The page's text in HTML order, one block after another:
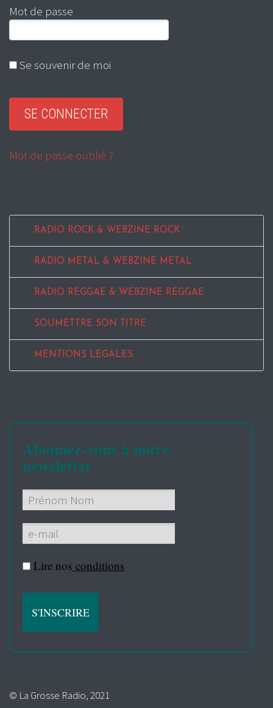
Mot de passe
Se souvenir de moi
Mot de passe oublié ?
RADIO ROCK & WEBZINE ROCK
RADIO METAL & WEBZINE METAL
RADIO REGGAE & WEBZINE REGGAE
SOUMETTRE SON TITRE
MENTIONS LEGALES
Abonnez-vous à notre
newsletter
Lire nos conditions
© La Grosse Radio, 2021